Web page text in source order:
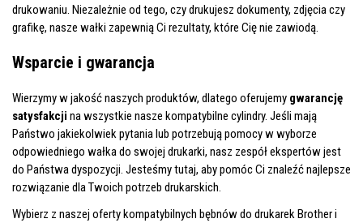
drukowaniu. Niezależnie od tego, czy drukujesz dokumenty, zdjęcia czy
grafikę, nasze wałki zapewnią Ci rezultaty, które Cię nie zawiodą.
Wsparcie i gwarancja
Wierzymy w jakość naszych produktów, dlatego oferujemy gwarancję
satysfakcji na wszystkie nasze kompatybilne cylindry. Jeśli mają
Państwo jakiekolwiek pytania lub potrzebują pomocy w wyborze
odpowiedniego wałka do swojej drukarki, nasz zespół ekspertów jest
do Państwa dyspozycji. Jesteśmy tutaj, aby pomóc Ci znaleźć najlepsze
rozwiązanie dla Twoich potrzeb drukarskich.
Wybierz z naszej oferty kompatybilnych bębnów do drukarek Brother i